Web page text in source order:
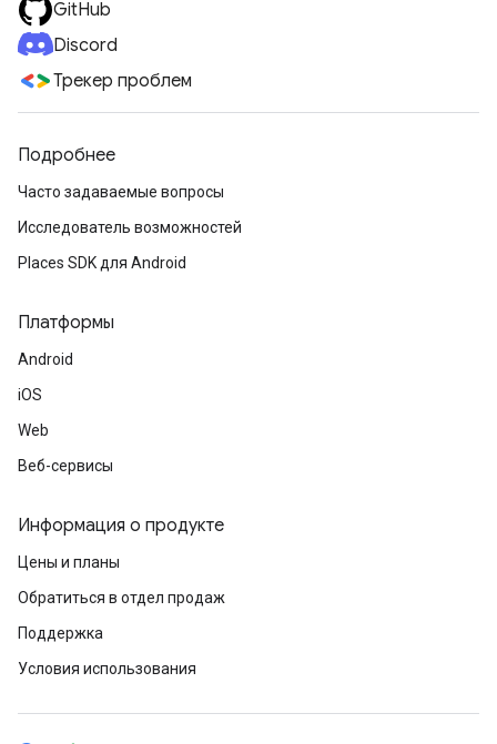
GitHub
Discord
Трекер проблем
Подробнее
Часто задаваемые вопросы
Исследователь возможностей
Places SDK для Android
Платформы
Android
iOS
Web
Веб-сервисы
Информация о продукте
Цены и планы
Обратиться в отдел продаж
Поддержка
Условия использования